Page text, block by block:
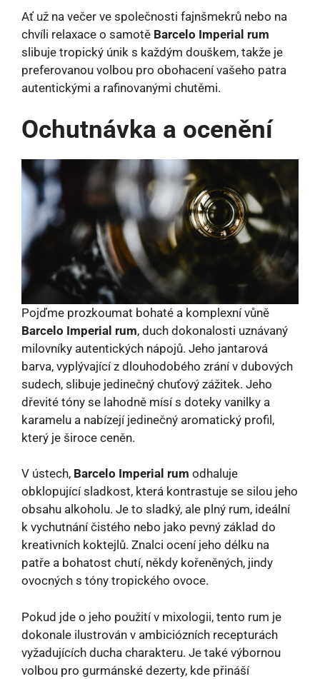
Ať už na večer ve společnosti fajnšmekrů nebo na
chvíli relaxace o samotě Barcelo Imperial rum
slibuje tropický únik s každým douškem, takže je
preferovanou volbou pro obohacení vašeho patra
autentickými a rafinovanými chutěmi.
Ochutnávka a ocenění
Pojďme prozkoumat bohaté a komplexní vůně
Barcelo Imperial rum, duch dokonalosti uznávaný
milovníky autentických nápojů. Jeho jantarová
barva, vyplývající z dlouhodobého zrání v dubových
sudech, slibuje jedinečný chuťový zážitek. Jeho
dřevité tóny se lahodně mísí s doteky vanilky a
karamelu a nabízejí jedinečný aromatický profil,
který je široce ceněn.
V ústech, Barcelo Imperial rum odhaluje
obklopující sladkost, která kontrastuje se silou jeho
obsahu alkoholu. Je to sladký, ale plný rum, ideální
k vychutnání čistého nebo jako pevný základ do
kreativních koktejlů. Znalci ocení jeho délku na
patře a bohatost chutí, někdy kořeněných, jindy
ovocných s tóny tropického ovoce.
Pokud jde o jeho použití v mixologii, tento rum je
dokonale ilustrován v ambiciózních recepturách
vyžadujících ducha charakteru. Je také výbornou
volbou pro gurmánské dezerty, kde přináší